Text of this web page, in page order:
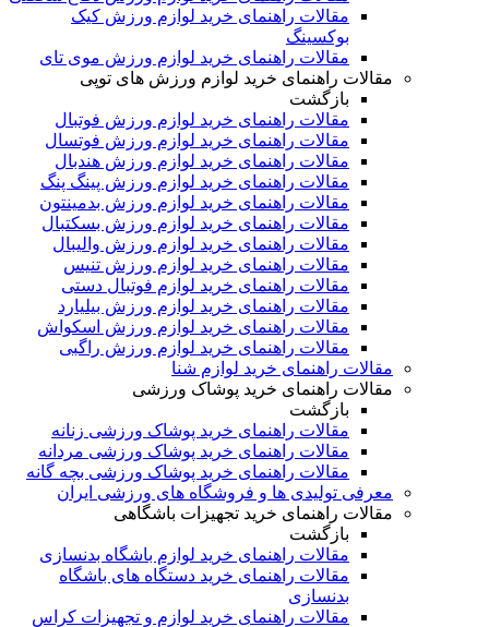
مقالات راهنمای خرید لوازم ورزش کیک
بوکسینگ
مقالات راهنمای خرید لوازم ورزش موی تای
مقالات راهنمای خرید لوازم ورزش های توپی
بازگشت
مقالات راهنمای خرید لوازم ورزش فوتبال
مقالات راهنمای خرید لوازم ورزش فوتسال
مقالات راهنمای خرید لوازم ورزش هندبال
مقالات راهنمای خرید لوازم ورزش پینگ پنگ
مقالات راهنمای خرید لوازم ورزش بدمینتون
مقالات راهنمای خرید لوازم ورزش بسکتبال
مقالات راهنمای خرید لوازم ورزش والیبال
مقالات راهنمای خرید لوازم ورزش تنیس
مقالات راهنمای خرید لوازم فوتبال دستی
مقالات راهنمای خرید لوازم ورزش بیلیارد
مقالات راهنمای خرید لوازم ورزش اسکواش
مقالات راهنمای خرید لوازم ورزش راگبی
مقالات راهنمای خرید لوازم شنا
مقالات راهنمای خرید پوشاک ورزشی
بازگشت
مقالات راهنمای خرید پوشاک ورزشی زنانه
مقالات راهنمای خرید پوشاک ورزشی مردانه
مقالات راهنمای خرید پوشاک ورزشی بچه گانه
معرفی تولیدی ها و فروشگاه های ورزشی ایران
مقالات راهنمای خرید تجهیزات باشگاهی
بازگشت
مقالات راهنمای خرید لوازم باشگاه بدنسازی
مقالات راهنمای خرید دستگاه های باشگاه
بدنسازی
مقالات راهنمای خرید لوازم و تجهیزات کراس